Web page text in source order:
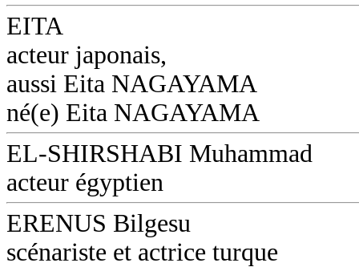
EITA
acteur japonais,
aussi Eita NAGAYAMA
né(e) Eita NAGAYAMA
EL-SHIRSHABI Muhammad
acteur égyptien
ERENUS Bilgesu
scénariste et actrice turque